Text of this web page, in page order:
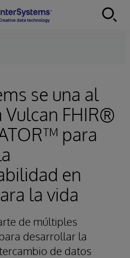
se una al
FHIR®
para
en
la vida
de múltiples
desarrollar la
de datos